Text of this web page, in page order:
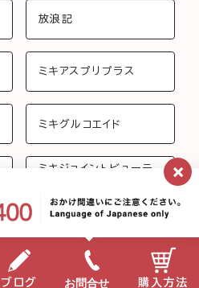
放浪記
ミキアスプリプラス
ミキグルコエイド
ミキジョイントビューテ
ミキフローライフ トリニ
ティ
みらいげんき
×
ブログ お問合せ 購入方法